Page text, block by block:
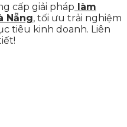
cấp giải pháp làm
Nẵng, tối ưu trải nghiệm
tiêu kinh doanh. Liên